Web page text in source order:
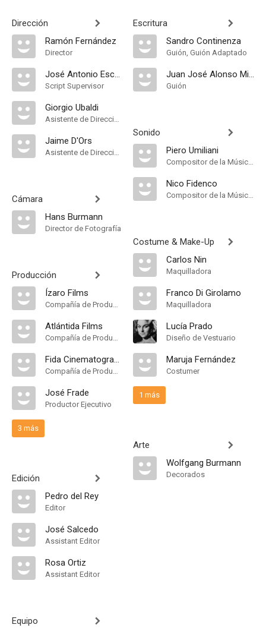
Dirección
Ramón Fernández
Director
José Antonio Escrivá
Script Supervisor
Giorgio Ubaldi
Asistente de Dirección
Jaime D'Ors
Asistente de Dirección
Cámara
Hans Burmann
Director de Fotografía
Producción
Ízaro Films
Compañía de Produccion
Atlántida Films
Compañía de Produccion
Fida Cinematografica
Compañía de Produccion
José Frade
Productor Ejecutivo
3 más
Edición
Pedro del Rey
Editor
José Salcedo
Assistant Editor
Rosa Ortiz
Assistant Editor
Equipo
Escritura
Sandro Continenza
Guión, Guión Adaptado
Juan José Alonso Millán
Guión
Sonido
Piero Umiliani
Compositor de la Música Original, Música, Conductor
Nico Fidenco
Compositor de la Música Original
Costume & Make-Up
Carlos Nin
Maquilladora
Franco Di Girolamo
Maquilladora
Lucía Prado
Diseño de Vestuario
Maruja Fernández
Costumer
1 más
Arte
Wolfgang Burmann
Decorados